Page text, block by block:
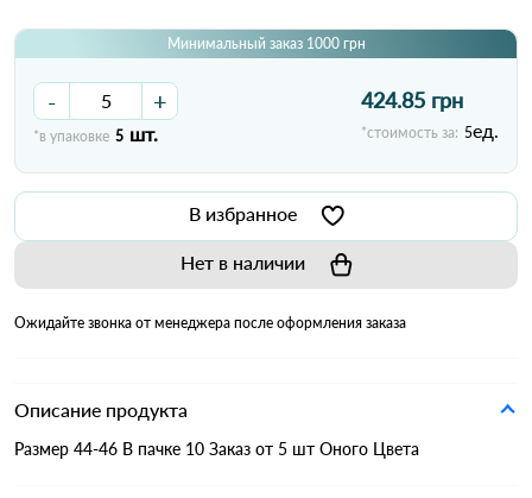
Минимальный заказ 1000 грн
- +
*в упаковке 5 шт.
424.85 грн
*стоимость за: 5ед.
В избранное
Нет в наличии
Ожидайте звонка от менеджера после оформления заказа
Описание продукта
Размер 44-46 В пачке 10 Заказ от 5 шт Оного Цвета